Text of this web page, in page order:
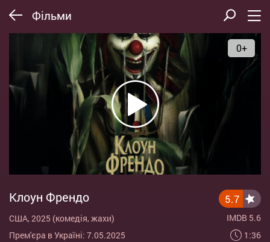
Фільми
0+
Клоун Френдо
США, 2025 (комедія, жахи)
Прем'єра в Україні: 7.05.2025
5.7
IMDB 5.6
1:36